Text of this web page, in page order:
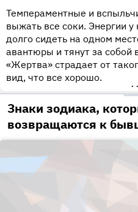
Темпераментные и
выжать все соки. Энергии у
долго сидеть на одном
авантюры и тянут за собой
«Жертва» страдает от
вид, что все хорошо.
Знаки зодиака,
возвращаются к